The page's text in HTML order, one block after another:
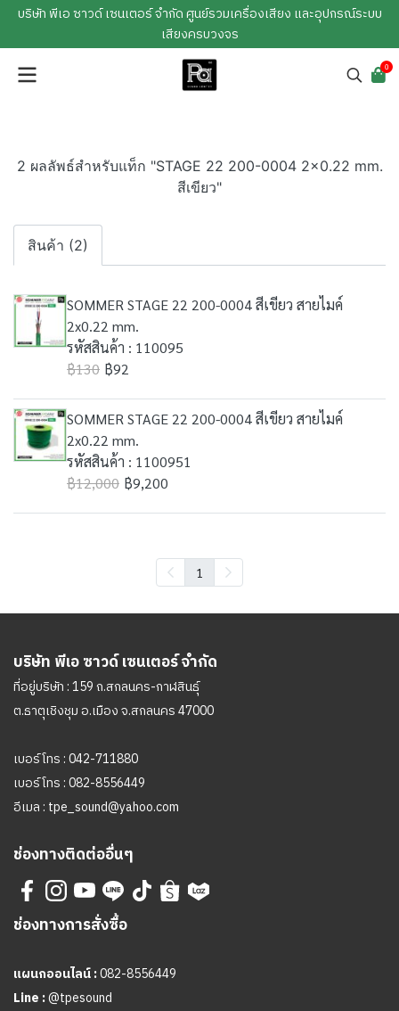
บริษัท พีเอ ซาวด์ เซนเตอร์ จำกัด ศูนย์รวมเครื่องเสียง และอุปกรณ์ระบบ
เสียงครบวงจร
0
2 ผลลัพธ์สำหรับแท็ก "STAGE 22 200-0004 2x0.22 mm.
สีเขียว"
สินค้า (2)
SOMMER STAGE 22 200-0004 สีเขียว สายไมค์
2x0.22 mm.
รหัสสินค้า : 110095
฿130 ฿92
SOMMER STAGE 22 200-0004 สีเขียว สายไมค์
2x0.22 mm.
รหัสสินค้า : 1100951
฿12,000 ฿9,200
1
บริษัท พีเอ ซาวด์ เซนเตอร์ จำกัด
ที่อยู่บริษัท : 159 ถ.สกลนคร-กาฬสินธุ์
ต.ธาตุเชิงชุม อ.เมือง จ.สกลนคร 47000
เบอร์โทร :042-711880
เบอร์โทร :082-8556449
อีเมล : tpe_sound@yahoo.com
ช่องทางติดต่ออื่นๆ
ช่องทางการสั่งซื้อ
แผนกออนไลน์ :082-8556449
Line :@tpesound